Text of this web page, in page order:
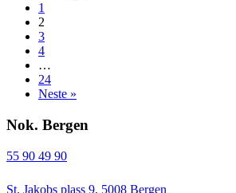
1
2
3
4
…
24
Neste »
Nok. Bergen
55 90 49 90
St. Jakobs plass 9, 5008 Bergen